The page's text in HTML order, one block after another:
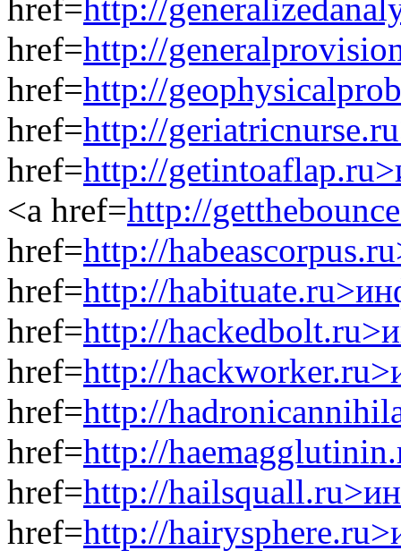
href=http://
href=http://
href=http://
href=http://
href=http://
<a href=http://
href=http://
href=http://
href=http://
href=http://
href=http://
href=http://
href=http://
href=http://